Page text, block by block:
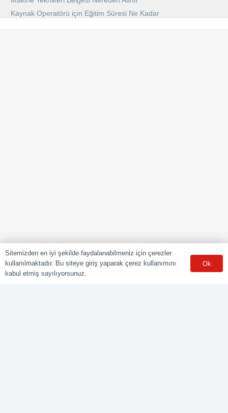
Kaynak Operatörü için Eğitim Süresi Ne Kadar
Online Başvuru
Formu
Sitemizden en iyi şekilde faydalanabilmeniz için çerezler
kullanılmaktadır. Bu siteye giriş yaparak çerez kullanımını
kabul etmiş sayılıyorsunuz.
Ok